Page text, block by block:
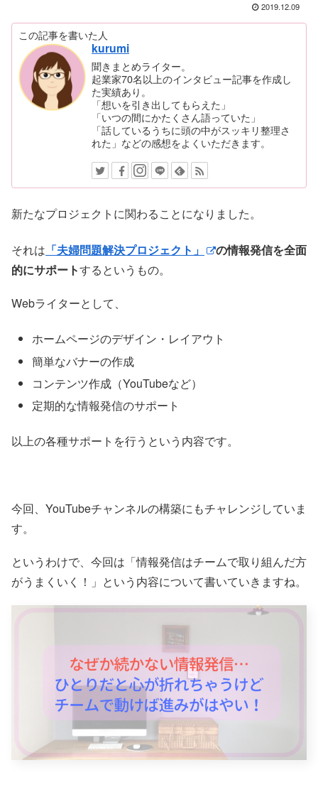
2019.12.09
この記事を書いた人
kurumi
聞きまとめライター。
起業家70名以上のインタビュー記事を作成し
た実績あり。
「想いを引き出してもらえた」
「いつの間にかたくさん語っていた」
「話しているうちに頭の中がスッキリ整理さ
れた」などの感想をよくいただきます。
新たなプロジェクトに関わることになりました。
それは 「夫婦問題解決プロジェクト」
の情報発信を全面
的にサポートするというもの。
Webライターとして、
ホームページのデザイン・レイアウト
簡単なバナーの作成
コンテンツ作成（YouTubeなど）
定期的な情報発信のサポート
以上の各種サポートを行うという内容です。
今回、YouTubeチャンネルの構築にもチャレンジしていま
す。
というわけで、今回は「情報発信はチームで取り組んだ方
がうまくいく！」という内容について書いていきますね。